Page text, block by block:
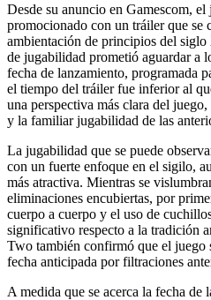
Desde su anuncio en Gamescom,
promocionado con un tráiler que se
ambientación de principios del
de jugabilidad prometió aguardar a
fecha de lanzamiento, programada
el tiempo del tráiler fue inferior al
una perspectiva más clara del
y la familiar jugabilidad de las
La jugabilidad que se puede
con un fuerte enfoque en el sigilo,
más atractiva. Mientras se
eliminaciones encubiertas, por
cuerpo a cuerpo y el uso de
significativo respecto a la tradición
Two también confirmó que el juego
fecha anticipada por filtraciones
A medida que se acerca la fecha de